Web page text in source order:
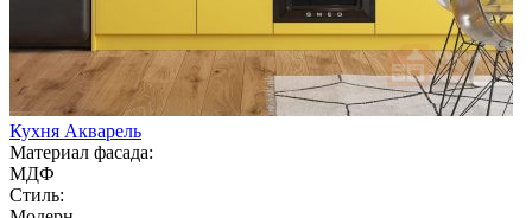
Кухня Акварель
Материал фасада:
МДФ
Стиль: